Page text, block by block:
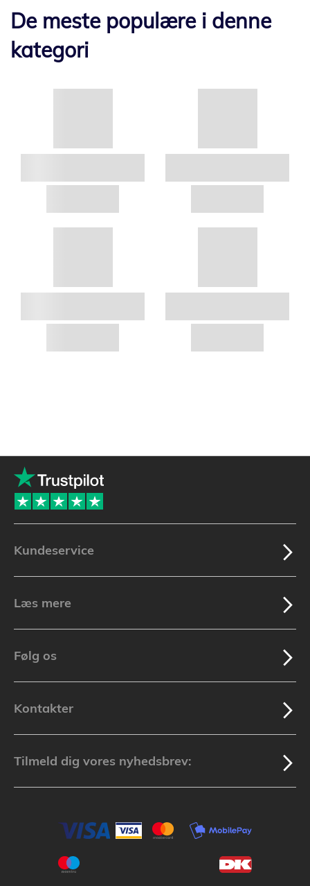
De meste populære i denne
kategori
Kundeservice
Læs mere
Følg os
Kontakter
Tilmeld dig vores nyhedsbrev: